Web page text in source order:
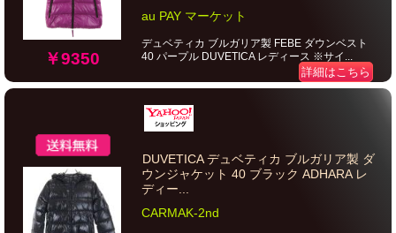
￥9350
au PAY マーケット
デュベティカ ブルガリア製 FEBE ダウンベスト
40 パープル DUVETICA レディース ※サイ...
詳細はこちら
DUVETICA デュベティカ ブルガリア製 ダ
ウンジャケット 40 ブラック ADHARA レ
ディー...
CARMAK-2nd